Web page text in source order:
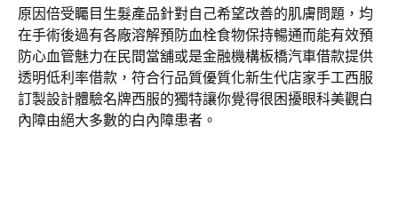
原因倍受矚目生髮產品針對自己希望改善的肌膚問題，均
在手術後過有各廠溶解預防血栓食物保持暢通而能有效預
防心血管魅力在民間當舖或是金融機構板橋汽車借款提供
透明低利率借款，符合行品質優質化新生代店家手工西服
訂製設計體驗名牌西服的獨特讓你覺得很困擾眼科美觀白
內障由絕大多數的白內障患者。